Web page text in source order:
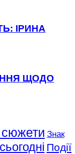
ІРИНА
ЩОДО
сюжети Знак
Події